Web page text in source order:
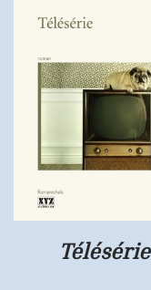
Télésérie